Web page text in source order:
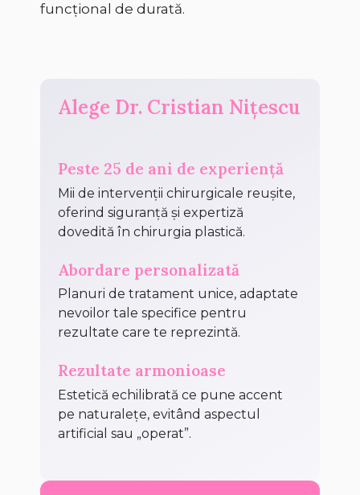
funcțional de durată.
Alege Dr. Cristian Nițescu
Peste 25 de ani de experiență
Mii de intervenții chirurgicale reușite,
oferind siguranță și expertiză
dovedită în chirurgia plastică.
Abordare personalizată
Planuri de tratament unice, adaptate
nevoilor tale specifice pentru
rezultate care te reprezintă.
Rezultate armonioase
Estetică echilibrată ce pune accent
pe naturalețe, evitând aspectul
artificial sau „operat”.